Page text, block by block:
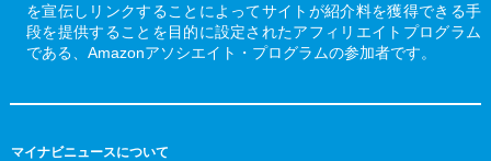
を宣伝しリンクすることによってサイトが紹介料を獲得できる手
段を提供することを目的に設定されたアフィリエイトプログラム
である、Amazonアソシエイト・プログラムの参加者です。
マイナビニュースについて